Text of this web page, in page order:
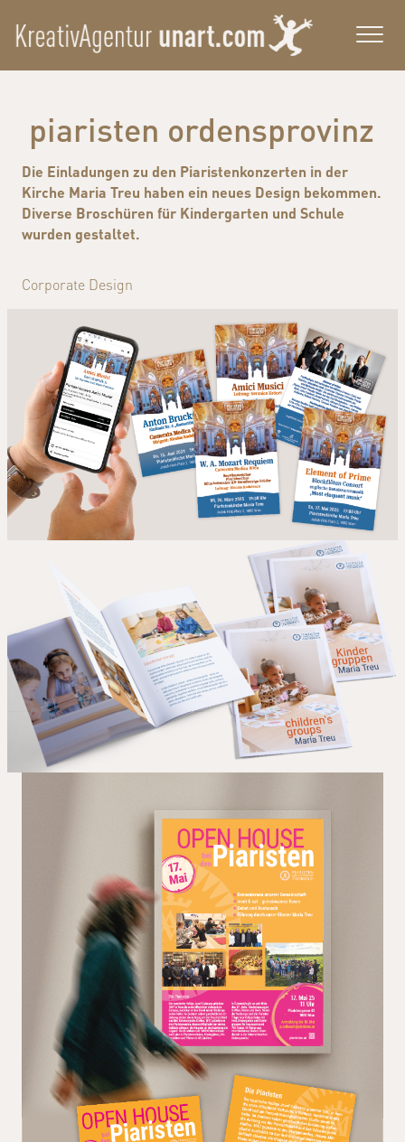
piaristen ordensprovinz
Die Einladungen zu den Piaristenkonzerten in der
Kirche Maria Treu haben ein neues Design bekommen.
Diverse Broschüren für Kindergarten und Schule
wurden gestaltet.
Corporate Design